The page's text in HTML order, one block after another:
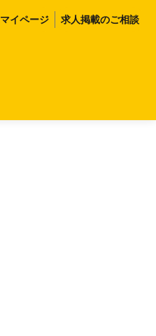
マイページ 求人掲載のご相談